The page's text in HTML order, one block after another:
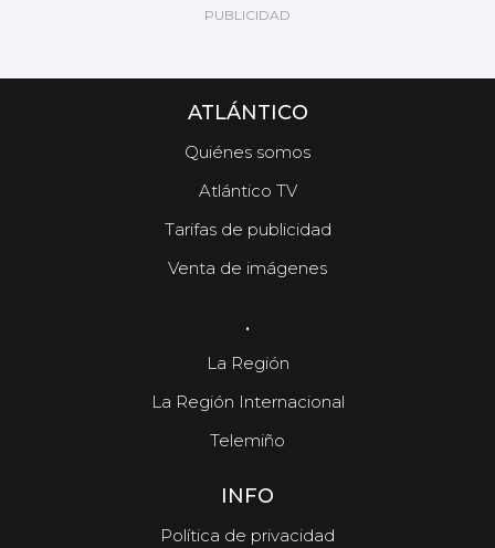
ATLÁNTICO
Quiénes somos
Atlántico TV
Tarifas de publicidad
Venta de imágenes
.
La Región
La Región Internacional
Telemiño
INFO
Política de privacidad